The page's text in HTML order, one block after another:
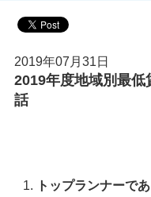
2019年07月31日
2019年度地域別最
話
トップランナーで